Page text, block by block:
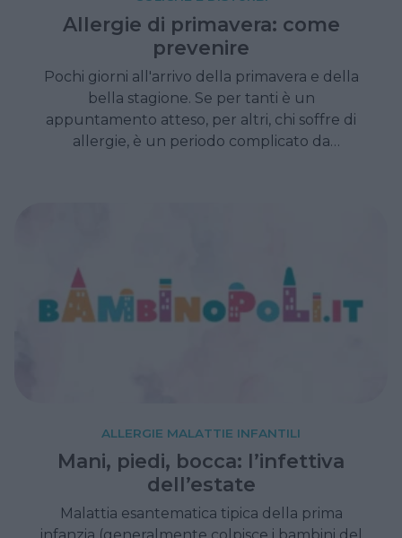
Allergie di primavera: come
prevenire
Pochi giorni all'arrivo della primavera e della
bella stagione. Se per tanti è un
appuntamento atteso, per altri, chi soffre di
allergie, è un periodo complicato da
ALLERGIE MALATTIE INFANTILI
Mani, piedi, bocca: l’infettiva
dell’estate
Malattia esantematica tipica della prima